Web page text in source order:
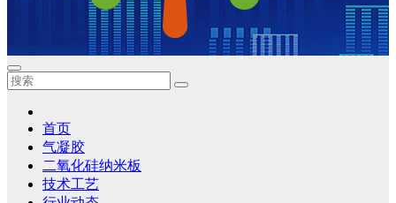
艾邦气凝胶论坛
气凝胶材料及应用，产业链动态；气凝胶在新能源如锂电、储
首页
气凝胶
二氧化硅纳米板
技术工艺